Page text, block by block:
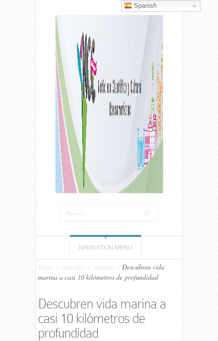
NAVIGATION MENU
Home Artículos o noticias
Descubren vida
marina a casi 10 kilómetros de profundidad
Descubren vida marina a
casi 10 kilómetros de
profundidad
Spanish